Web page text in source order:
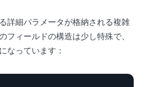
詳細パラメータが格納される複雑
フィールドの構造は少し特殊で、
なっています：